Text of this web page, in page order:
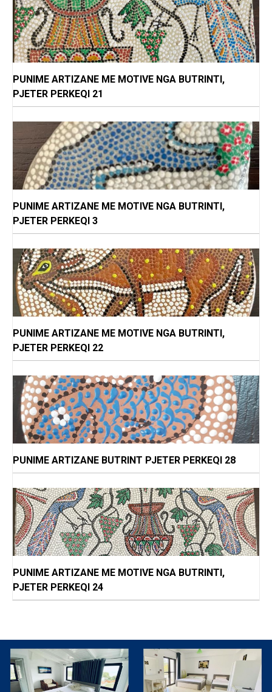
PUNIME ARTIZANE ME MOTIVE NGA BUTRINTI,
PJETER PERKEQI 21
PUNIME ARTIZANE ME MOTIVE NGA BUTRINTI,
PJETER PERKEQI 3
PUNIME ARTIZANE ME MOTIVE NGA BUTRINTI,
PJETER PERKEQI 22
PUNIME ARTIZANE BUTRINT PJETER PERKEQI 28
PUNIME ARTIZANE ME MOTIVE NGA BUTRINTI,
PJETER PERKEQI 24